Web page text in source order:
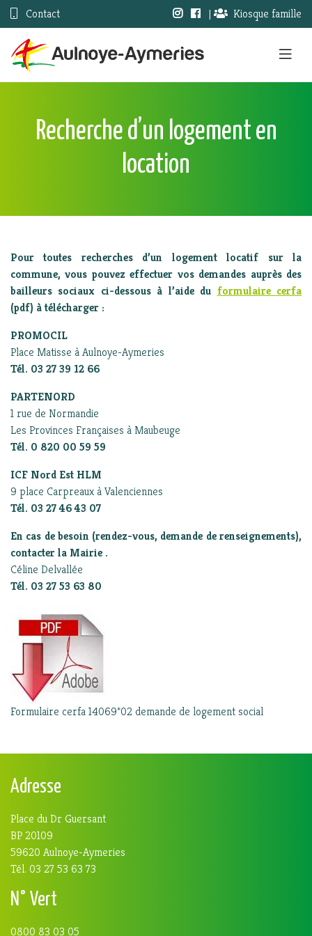
Contact | Kiosque famille
Recherche d’un logement en
location
Pour toutes recherches d’un logement locatif sur la
commune, vous pouvez effectuer vos demandes auprès des
bailleurs sociaux ci-dessous à l’aide du formulaire cerfa
(pdf) à télécharger :
PROMOCIL
Place Matisse à Aulnoye-Aymeries
Tél. 03 27 39 12 66
PARTENORD
1 rue de Normandie
Les Provinces Françaises à Maubeuge
Tél. 0 820 00 59 59
ICF Nord Est HLM
9 place Carpreaux à Valenciennes
Tél. 03 27 46 43 07
En cas de besoin (rendez-vous, demande de renseignements),
contacter la Mairie .
Céline Delvallée
Tél. 03 27 53 63 80
Formulaire cerfa 14069*02 demande de logement social
Adresse
Place du Dr Guersant
BP 20109
59620 Aulnoye-Aymeries
Tél. 03 27 53 63 73
N° Vert
0800 83 03 05